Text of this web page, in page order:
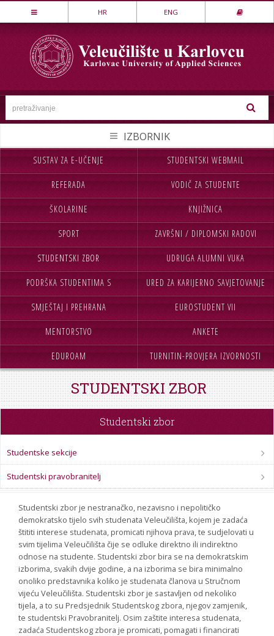
Stručni studij
LOVSTVO I ZAŠTITA PRIRODE
MEHATRONIKA
PREHRAMBENA TEHNOLOGIJA
SIGURNOST I ZAŠTITA
TEKSTILSTVO
UGOSTITELJSTVO
Specijalistički studij
POSLOVNO UPRAVLJANJE
SIGURNOST I ZAŠTITA
STROJARSTVO
HR ENG
NASLOVNA UPISI
VELEUČILIŠTE STUDIJ
STUDENTI MEĐ.SURADNJA
CJELOŽIVOTNO UČENJE INFORMACIJE
NABAVA KONTAKT
SKUP ZRZZ
SUSTAV ZA E-UČENJE STUDENTSKI WEBMAIL
REFERADA VODIČ ZA STUDENTE
ŠKOLARINE KNJIŽNICA
SPORT ZAVRŠNI / DIPLOMSKI RADOVI
STUDENTSKI ZBOR UDRUGA ALUMNI VUKA
PODRŠKA STUDENTIMA S
INVALIDITETOM
URED ZA KARIJERNO SAVJETOVANJE
I PODRŠKU
SMJEŠTAJ I PREHRANA EUROSTUDENT VII
MENTORSTVO ANKETE
EDUROAM TURNITIN-PROVJERA IZVORNOSTI
RADOVA
STUDENTSKI ZBOR
Studentski zbor
Studentske sekcije
Studentski pravobranitelj
Studentski zbor je nestranačko, nezavisno i nepolitičko
demokratsko tijelo svih studenata Veleučilišta, kojem je zadaća
štititi interese studenata, promicati njihova prava, te sudjelovati u
svim tijelima Veleučilišta čije se odluke direktno ili indirektno
odnose na studente. Studentski zbor bira se na demokratskim
izborima, svakih dvije godine, a na izborima se bira minimalno
onoliko predstavnika koliko je studenata članova u Stručnom
vijeću Veleučilišta. Studentski zbor je sastavljen od nekoliko
tijela, a to su Predsjednik Studentskog zbora, njegov zamjenik,
te studentski Pravobranitelj. Osim zaštite interesa studenata,
zadaća Studentskog zbora je promicati, pomagati i financirati